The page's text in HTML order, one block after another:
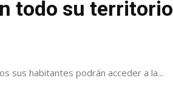
todo su territorio
sus habitantes podrán acceder a la...